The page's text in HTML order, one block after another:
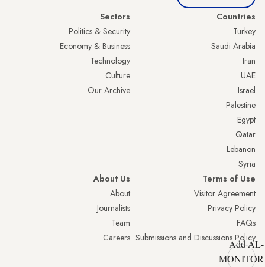
Countries
Turkey
Saudi Arabia
Iran
UAE
Israel
Palestine
Egypt
Qatar
Lebanon
Syria
Sectors
Politics & Security
Economy & Business
Technology
Culture
Our Archive
Terms of Use
Visitor Agreement
Privacy Policy
FAQs
Submissions and Discussions Policy
About Us
About
Journalists
Team
Careers
Add AL-
MONITOR